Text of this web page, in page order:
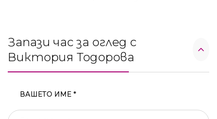
Запази час за оглед с
Виктория Тодорова
ВАШЕТО ИМЕ *